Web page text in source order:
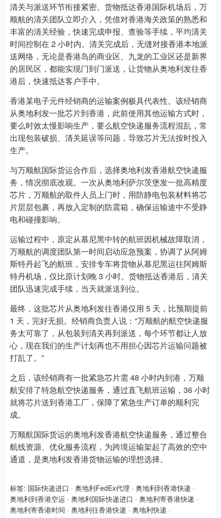
清关与派送环节衔接紧密。货物抵达香港国际机场后，万
顺航的清关团队立即介入，凭借对香港海关政策的熟悉和
丰富的清关经验，快速完成申报、查验等手续，平均清关
时间控制在 2 小时内。清关完成后，无缝对接香港本地派
送网络，无论是香港岛的商业区、九龙的工业区还是新界
的居民区，都能实现门到门派送，让货物从奥地利发往香
港后，快速抵达客户手中。
香港某电子元件经销商的运输案例极具代表性。该经销商
从奥地利发一批芯片到香港，此前使用其他运输方式时，
要么时效太慢影响生产，要么航空快递服务流程混乱，常
出现包装破损、清关延误等问题，导致芯片无法按时投入
生产。
与万顺航国际货运合作后，选择奥地利发香港航空快递服
务，情况彻底改观。一次从奥地利萨尔茨堡发一批高精度
芯片，万顺航的取件人员上门时，用防静电包装材料将芯
片层层包裹，再放入定制的防震箱，确保运输途中不受静
电和碰撞影响。
运输过程中，原定从慕尼黑中转的航班因机械故障取消，
万顺航的调度团队第一时间启动应急预案，协调了从阿姆
斯特丹起飞的航班，安排专车将货物从慕尼黑运往阿姆斯
特丹机场，仅比原计划晚 3 小时。货物抵达香港后，清关
团队迅速完成手续，当天就派送到位。
最终，这批芯片从奥地利发往香港仅用 5 天，比预期提前
1 天，完好无损。经销商负责人说：“万顺航的航空快递服
务太可靠了，从包装到清关再到派送，每个环节都让人放
心，现在我们的生产计划再也不用担心因芯片运输问题被
打乱了。”
之后，该经销商有一批紧急芯片需 48 小时内到港，万顺
航安排了特急航空快递服务，通过直飞航班运输，36 小时
就将芯片送到香港工厂，保障了紧急生产订单的顺利完
成。
万顺航国际货运的奥地利发香港航空快递服务，通过整合
航线资源、优化服务流程，为跨境运输架起了高效的空中
通道，是奥地利发香港货物运输的理想选择。
标签: 国际快递进口 · 奥地利FedEx代理 · 奥地利到香港快递 ·
奥地利到香港空运 · 奥地利国际快递进口 · 奥地利寄香港快递 ·
奥地利寄香港时间 · 奥地利往香港快递 · 奥地利快递 ·